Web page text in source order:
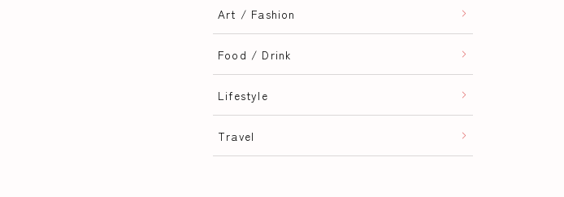
Art / Fashion
Food / Drink
Lifestyle
Travel